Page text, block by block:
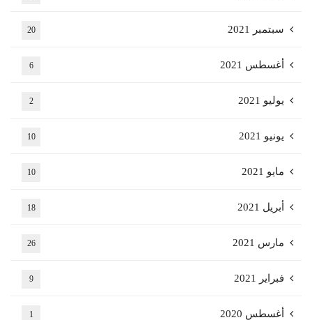
سبتمبر 2021 20
أغسطس 2021 6
يوليو 2021 2
يونيو 2021 10
مايو 2021 10
أبريل 2021 18
مارس 2021 26
فبراير 2021 9
أغسطس 2020 1